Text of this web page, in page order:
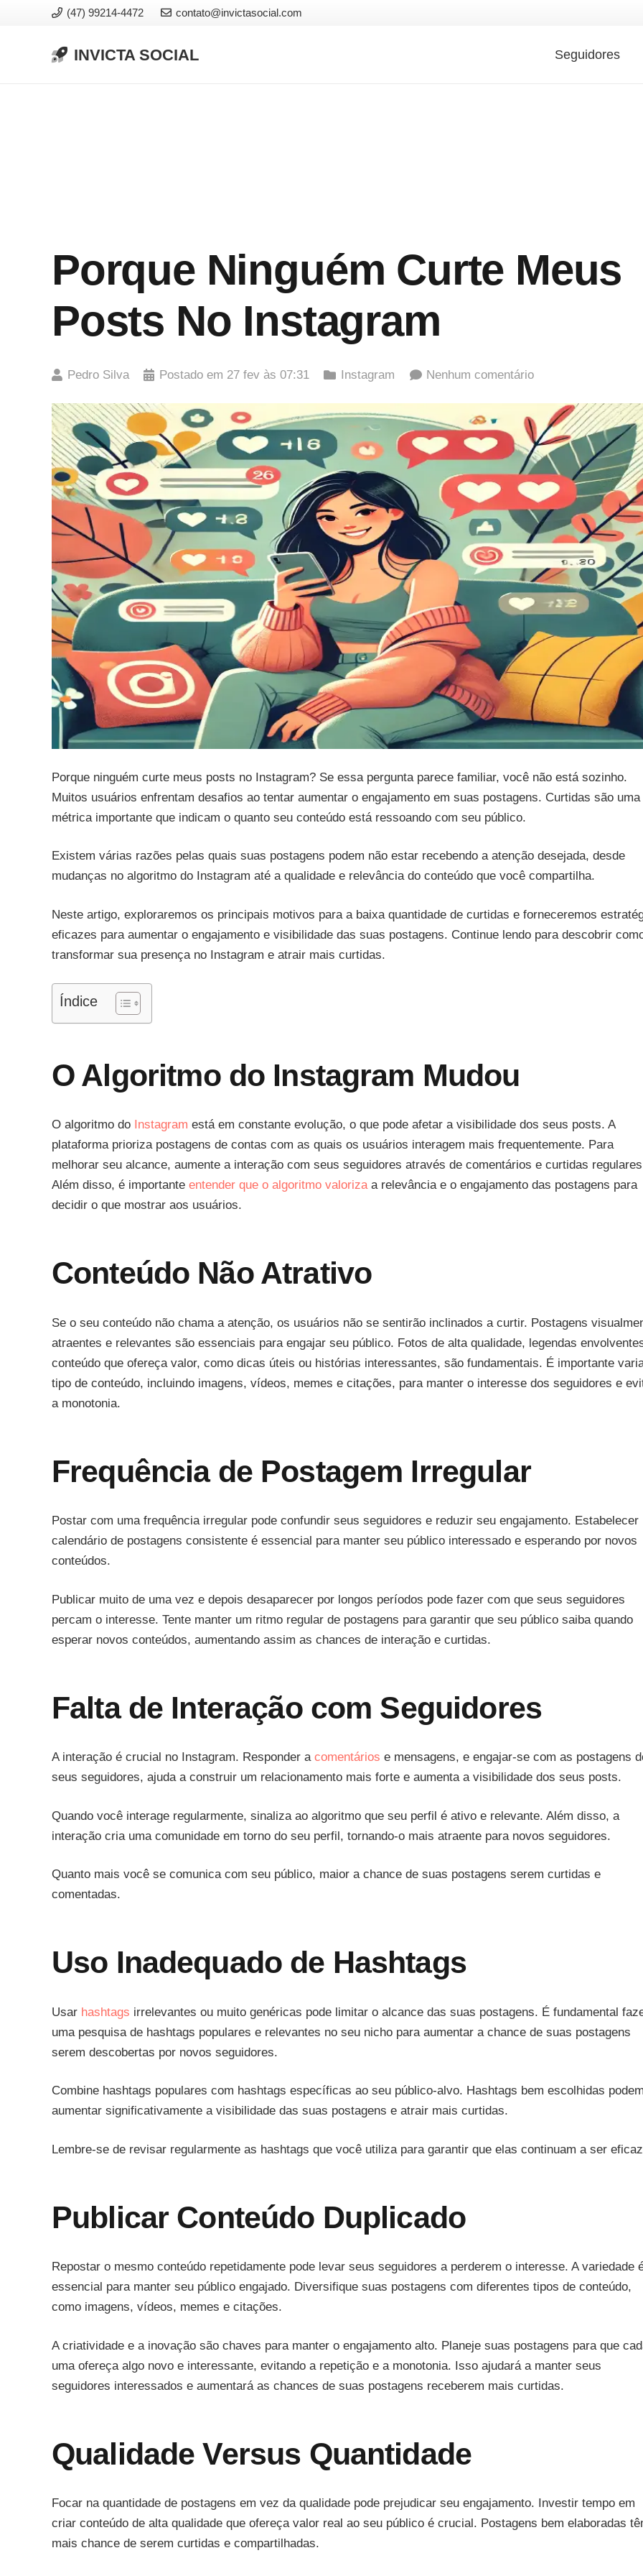
(47) 99214-4472 contato@invictasocial.com
INVICTA SOCIAL Seguidores
Porque Ninguém Curte Meus
Posts No Instagram
Pedro Silva Postado em 27 fev às 07:31 Instagram Nenhum comentário
Porque ninguém curte meus posts no Instagram? Se essa pergunta parece familiar, você não está sozinho.
Muitos usuários enfrentam desafios ao tentar aumentar o engajamento em suas postagens. Curtidas são uma
métrica importante que indicam o quanto seu conteúdo está ressoando com seu público.
Existem várias razões pelas quais suas postagens podem não estar recebendo a atenção desejada, desde
mudanças no algoritmo do Instagram até a qualidade e relevância do conteúdo que você compartilha.
Neste artigo, exploraremos os principais motivos para a baixa quantidade de curtidas e forneceremos
eficazes para aumentar o engajamento e visibilidade das suas postagens. Continue lendo para descobrir
transformar sua presença no Instagram e atrair mais curtidas.
Índice
O Algoritmo do Instagram Mudou
O algoritmo do Instagram está em constante evolução, o que pode afetar a visibilidade dos seus posts. A
plataforma prioriza postagens de contas com as quais os usuários interagem mais frequentemente. Para
melhorar seu alcance, aumente a interação com seus seguidores através de comentários e curtidas
Além disso, é importante entender que o algoritmo valorizaa relevância e o engajamento das postagens para
decidir o que mostrar aos usuários.
Conteúdo Não Atrativo
Se o seu conteúdo não chama a atenção, os usuários não se sentirão inclinados a curtir. Postagens
atraentes e relevantes são essenciais para engajar seu público. Fotos de alta qualidade, legendas
conteúdo que ofereça valor, como dicas úteis ou histórias interessantes, são fundamentais. É importante
tipo de conteúdo, incluindo imagens, vídeos, memes e citações, para manter o interesse dos seguidores e
a monotonia.
Frequência de Postagem Irregular
Postar com uma frequência irregular pode confundir seus seguidores e reduzir seu engajamento. Estabelecer
calendário de postagens consistente é essencial para manter seu público interessado e esperando por novos
conteúdos.
Publicar muito de uma vez e depois desaparecer por longos períodos pode fazer com que seus seguidores
percam o interesse. Tente manter um ritmo regular de postagens para garantir que seu público saiba quando
esperar novos conteúdos, aumentando assim as chances de interação e curtidas.
Falta de Interação com Seguidores
A interação é crucial no Instagram. Responder a comentários e mensagens, e engajar-se com as postagens
seus seguidores, ajuda a construir um relacionamento mais forte e aumenta a visibilidade dos seus posts.
Quando você interage regularmente, sinaliza ao algoritmo que seu perfil é ativo e relevante. Além disso, a
interação cria uma comunidade em torno do seu perfil, tornando-o mais atraente para novos seguidores.
Quanto mais você se comunica com seu público, maior a chance de suas postagens serem curtidas e
comentadas.
Uso Inadequado de Hashtags
Usar hashtags irrelevantes ou muito genéricas pode limitar o alcance das suas postagens. É fundamental
uma pesquisa de hashtags populares e relevantes no seu nicho para aumentar a chance de suas postagens
serem descobertas por novos seguidores.
Combine hashtags populares com hashtags específicas ao seu público-alvo. Hashtags bem escolhidas
aumentar significativamente a visibilidade das suas postagens e atrair mais curtidas.
Lembre-se de revisar regularmente as hashtags que você utiliza para garantir que elas continuam a ser
Publicar Conteúdo Duplicado
Repostar o mesmo conteúdo repetidamente pode levar seus seguidores a perderem o interesse. A variedade
essencial para manter seu público engajado. Diversifique suas postagens com diferentes tipos de conteúdo,
como imagens, vídeos, memes e citações.
A criatividade e a inovação são chaves para manter o engajamento alto. Planeje suas postagens para que
uma ofereça algo novo e interessante, evitando a repetição e a monotonia. Isso ajudará a manter seus
seguidores interessados e aumentará as chances de suas postagens receberem mais curtidas.
Qualidade Versus Quantidade
Focar na quantidade de postagens em vez da qualidade pode prejudicar seu engajamento. Investir tempo em
criar conteúdo de alta qualidade que ofereça valor real ao seu público é crucial. Postagens bem elaboradas
mais chance de serem curtidas e compartilhadas.